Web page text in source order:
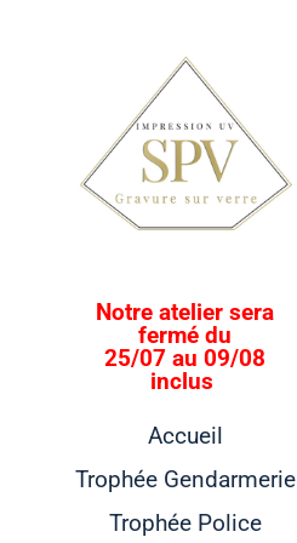
Notre atelier sera
fermé du
25/07 au 09/08
inclus
Accueil
Trophée Gendarmerie
Trophée Police